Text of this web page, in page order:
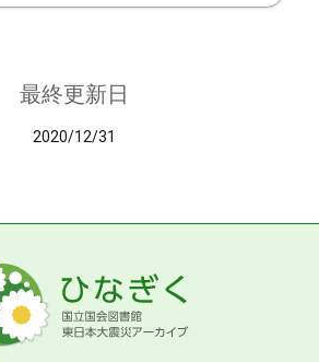
最終更新日
2020/12/31